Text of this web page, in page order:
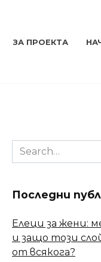
ЗА ПРОЕКТА
Search
for:
Последни
Елеци за жени:
и защо този
от всякога?